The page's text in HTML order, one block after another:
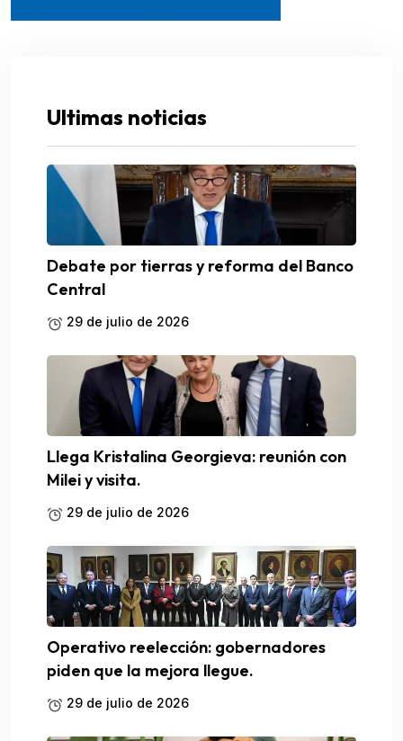
Ultimas noticias
Debate por tierras y reforma del Banco
Central
29 de julio de 2026
Llega Kristalina Georgieva: reunión con
Milei y visita.
29 de julio de 2026
Operativo reelección: gobernadores
piden que la mejora llegue.
29 de julio de 2026